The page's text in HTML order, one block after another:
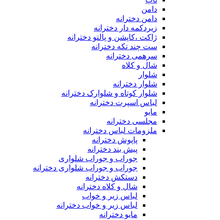
دامن
دامن دخترانه
زیردکمه دار دخترانه
ژاکت ،کاپشن و پالتو دخترانه
ست چند تکه دخترانه
سرهمی دخترانه
شال و کلاه
شلوار
شلوار دخترانه
شلوار کوتاه و شلوارک دخترانه
لباس اسپرت دخترانه
مایو
مجلسی دخترانه
ملزومات لباس دخترانه
پاپوش دخترانه
پیش بند دخترانه
جوراب و جوراب شلواری
جوراب و جوراب شلواری دخترانه
دستکش دخترانه
شال و کلاه دخترانه
لباس زیر و خواب
لباس زیر و خواب دخترانه
مایو دخترانه